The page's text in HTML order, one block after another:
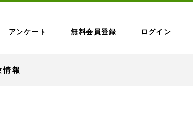
アンケート 無料会員登録 ログイン
情報